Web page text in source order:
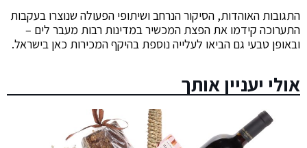
התגובות האוהדות, הסיקור הנרחב ושיתופי הפעולה שנוצרו בעקבות
התערוכה קידמו את הפצת המכשיר במדינות רבות מעבר לים –
ובאופן טבעי גם הביאו לעלייה נוספת בהיקף המכירות כאן בישראל.
אולי יעניין אותך